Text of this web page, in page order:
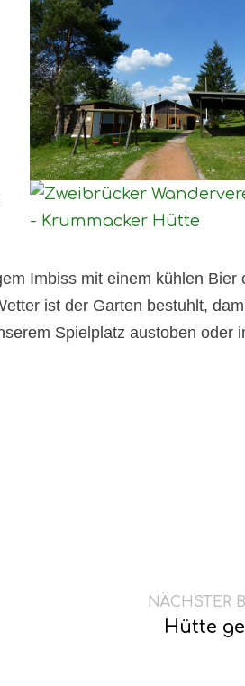
Imbiss mit einem kühlen Bier
ist der Garten bestuhlt,
Spielplatz austoben oder
NÄCHSTER
Hütte